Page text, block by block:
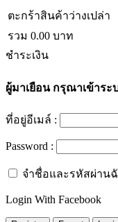
ตะกร้าสินค้าว่างเปล่า
รวม 0.00 บาท
ชำระเงิน
ผู้มาเยือนกรุณาเข้าระ
ที่อยู่อีเมล์ :
Password :
จำชื่อและรหัสผ่าน
Login With Facebook